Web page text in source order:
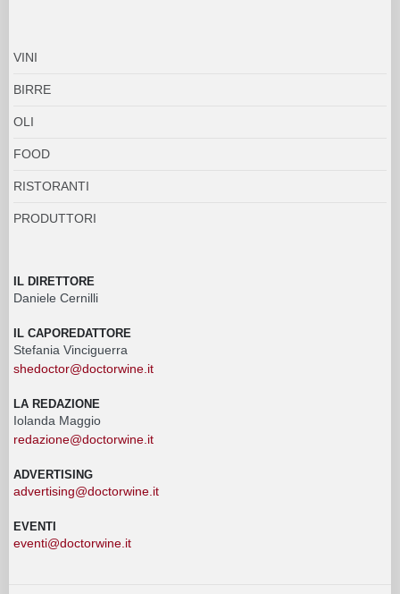
VINI
BIRRE
OLI
FOOD
RISTORANTI
PRODUTTORI
IL DIRETTORE
Daniele Cernilli
IL CAPOREDATTORE
Stefania Vinciguerra
shedoctor@doctorwine.it
LA REDAZIONE
Iolanda Maggio
redazione@doctorwine.it
ADVERTISING
advertising@doctorwine.it
EVENTI
eventi@doctorwine.it